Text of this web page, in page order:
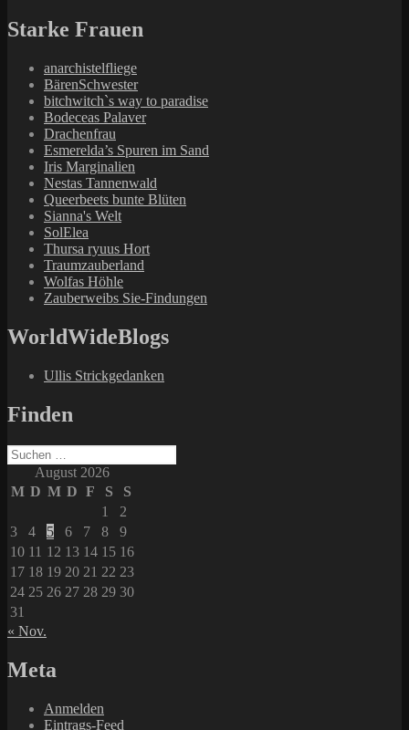
Starke Frauen
anarchistelfliege
BärenSchwester
bitchwitch`s way to paradise
Bodeceas Palaver
Drachenfrau
Esmerelda’s Spuren im Sand
Iris Marginalien
Nestas Tannenwald
Queerbeets bunte Blüten
Sianna's Welt
SolElea
Thursa ryuus Hort
Traumzauberland
Wolfas Höhle
Zauberweibs Sie-Findungen
WorldWideBlogs
Ullis Strickgedanken
Finden
Suchen
nach:August 2026
M D M D F S
S
1
2
3
4 5 6 7 8
9
10 11 12 13 14 15 16
17 18 19 20 21 22 23
24 25 26 27 28 29 30
31
« Nov.
Meta
Anmelden
Eintrags-Feed